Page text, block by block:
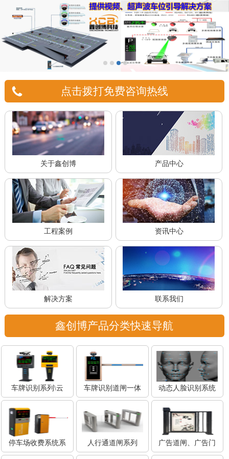
点击拨打免费咨询热线
关于鑫创博 产品中心
工程案例 资讯中心
解决方案 联系我们
鑫创博产品分类快速导航
车牌识别系列\云 车牌识别道闸一体 动态人脸识别系统
停车场收费系统系 人行通道闸系列 广告道闸、广告门